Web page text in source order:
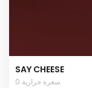
SAY CHEESE
0 سعرة حرارية